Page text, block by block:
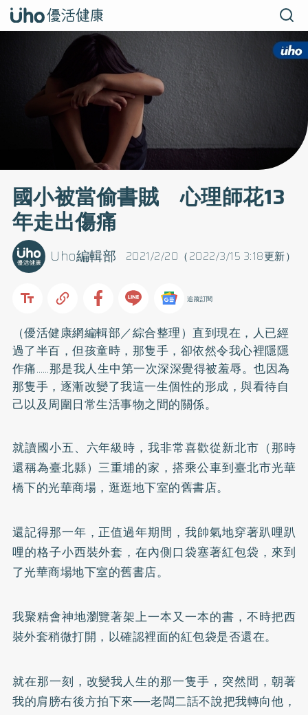
國小被當偷書賊 心理師花13
年走出傷痛
2021/2/20（2022/3/15 3:18更新）
Uho編輯部
追蹤訂閱
（優活健康網編輯部／綜合整理）直到現在，人已經
過了半百，但孩童時，那隻手，卻依然令我心裡隱隱
作痛……那是我人生中第一次深深覺得被羞辱。也因為
那隻手，逐漸改變了我這一生個性的形成，與看待自
己以及周圍日常生活事物之間的關係。
就讀國小五、六年級時，我非常喜歡從新北市（那時
還稱為臺北縣）三重埔的家，搭乘公車到臺北市光華
橋下的光華商場，逛逛地下室的舊書店。
還記得那一年，正值過年期間，我帥氣地穿著趴哩趴
哩的格子小西裝外套，在內側口袋塞著紅包袋，來到
了光華商場地下室的舊書店。
我聚精會神地瀏覽著架上一本又一本的書，不時把西
裝外套稍微打開，以確認裡面的紅包袋是否還在。
就在那一刻，改變我人生的那一隻手，突然間，朝著
我的肩膀右後方拍下來──老闆二話不說把我轉向他，